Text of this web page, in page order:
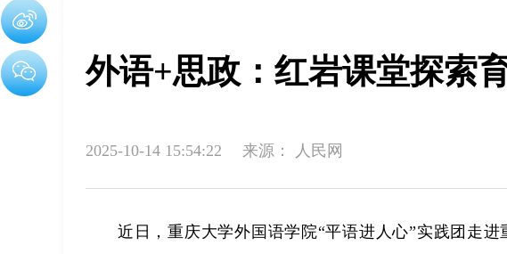
外语+思政：红岩课堂探索
2025-10-14 15:54:22 来源： 人民网
近日，重庆大学外国语学院“平语进人心”实践团走